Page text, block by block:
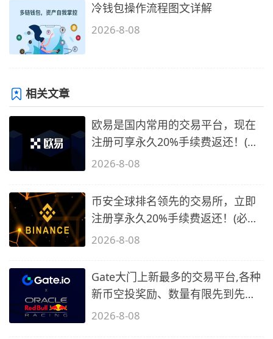
冷钱包操作流程图文详解
2026-8-08
相关文章
欧易是国内常用的交易平台，现在
注册可享永久20%手续费返还！(必
备1)
2026-8-08
币安全球排名领先的交易所，立即
注册享永久20%手续费返还！(必备
2)
2026-8-08
Gate大门上新最多的交易平台,各种
新币空投奖励、数量有限先到先
得…
2026-8-08